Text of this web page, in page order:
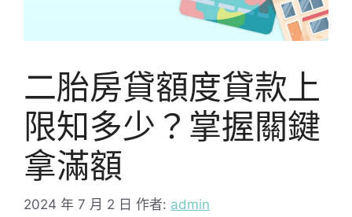
二胎房貸額度貸款上
限知多少？掌握關鍵
拿滿額
2024 年 7 月 2 日 作者: admin